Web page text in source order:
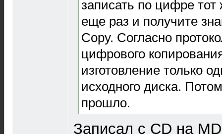
записать по цифре
еще раз и получите
Copy. Согласно
цифрового
изготовление только
исходного диска.
прошло.
Записал с CD на